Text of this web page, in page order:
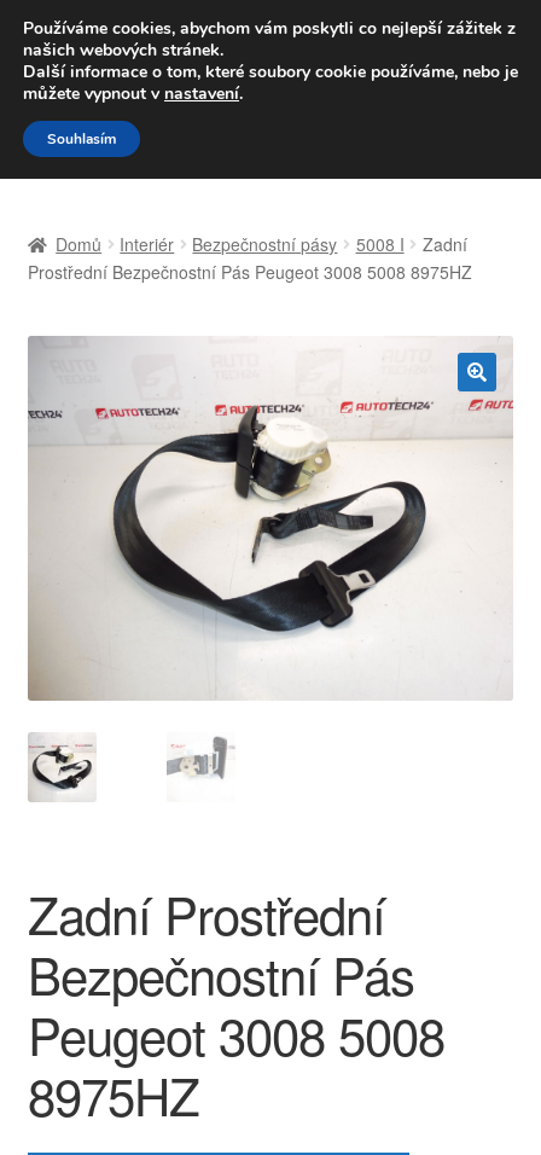
DOPRAVA od 139,-Kč
Volejte po-pá 9-16 704 494 494
Přeskočit
na
navigaci
Přejít
k
obsahu
Celosvětová doprava
Košík
Platby
Reklamace
Reklamační řád
Vrakoviště Citroën
Domů Interiér Bezpečnostní pásy 5008 I
Zadní
Prostřední Bezpečnostní Pás Peugeot 3008 5008 8975HZ
🔍
Zadní Prostřední
Bezpečnostní Pás
Peugeot 3008 5008
8975HZ
Používáme cookies, abychom vám poskytli co nejlepší zážitek z
našich webových stránek.
Další informace o tom, které soubory cookie používáme, nebo je
můžete vypnout v nastavení.
Souhlasím